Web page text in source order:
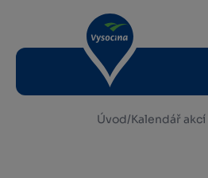
Úvod/Kalendář